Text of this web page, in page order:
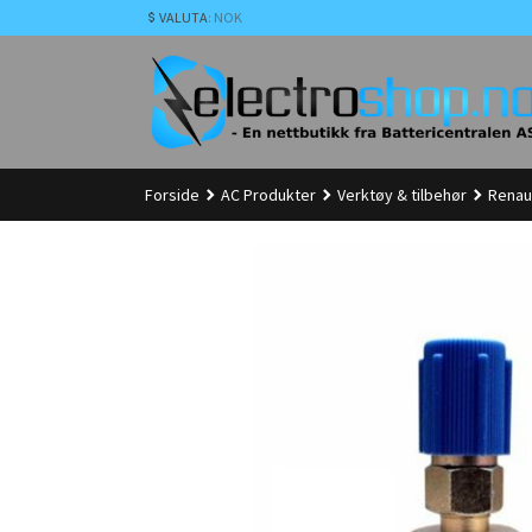
til
VALUTA: NOK
Forside AC Produkter Verktøy & tilbehør